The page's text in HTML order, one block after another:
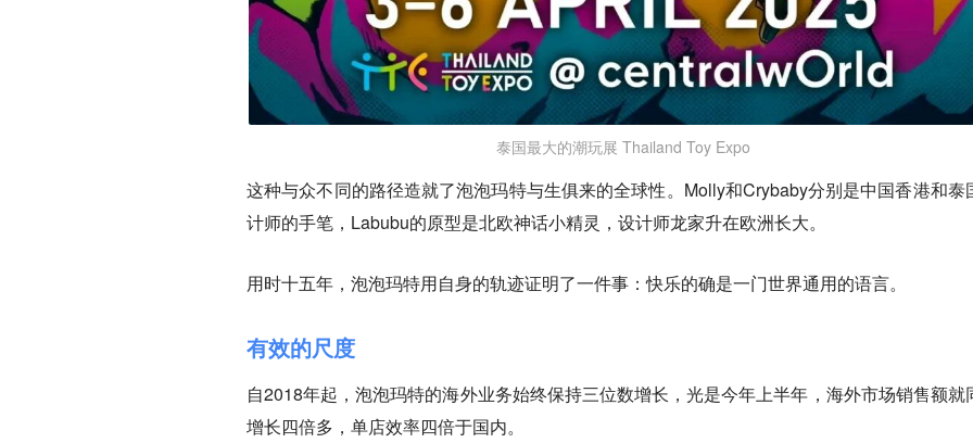
泰国最大的潮玩展 Thailand Toy Expo
这种与众不同的路径造就了泡泡玛特与生俱来的全球性。Molly和Crybaby分别是中国香港和泰
计师的手笔，Labubu的原型是北欧神话小精灵，设计师龙家升在欧洲长大。
用时十五年，泡泡玛特用自身的轨迹证明了一件事：快乐的确是一门世界通用的语言。
有效的尺度
自2018年起，泡泡玛特的海外业务始终保持三位数增长，光是今年上半年，海外市场销售额就
增长四倍多，单店效率四倍于国内。